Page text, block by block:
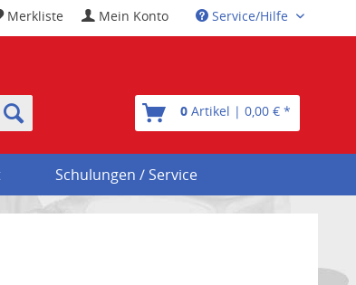
Service/Hilfe
Mein Konto
Merkliste
0 Artikel | 0,00 € *
Schulungen / Service